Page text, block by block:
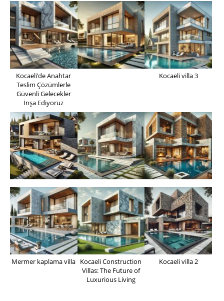
Kocaeli’de Anahtar
Teslim Çözümlerle
Güvenli Gelecekler
İnşa Ediyoruz
Kocaeli villa 3
Mermer kaplama villa Kocaeli Construction
Villas: The Future of
Luxurious Living
Kocaeli villa 2